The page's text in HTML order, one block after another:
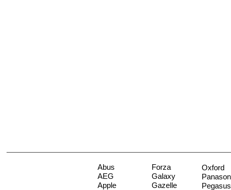
Abus
AEG
Apple
Forza
Galaxy
Gazelle
Oxford
Pegasus